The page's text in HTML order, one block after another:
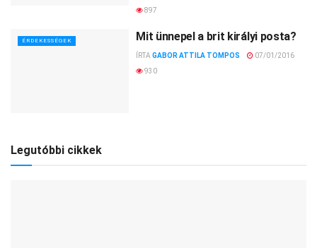
897
ÉRDEKESSÉGEK Mit ünnepel a brit királyi posta?
ÍRTA GABOR ATTILA TOMPOS
07/01/2016
930
Legutóbbi cikkek